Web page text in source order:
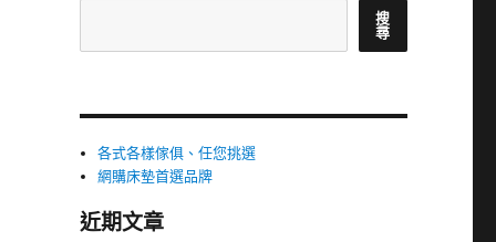
搜
尋
各式各樣傢俱、任您挑選
網購床墊首選品牌
近期文章